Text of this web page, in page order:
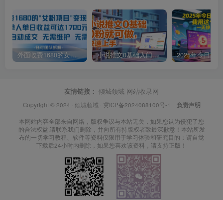
外面收费1680的女粉项目变现，单人单日收益可达1.7k，全自动成交无需维护 小说推文0基础入门教程，0粉就可做，快速上手
友情链接： 倾城领域 网站收录网
Copyright © 2024 · 倾城领域 · 冀ICP备2024088100号-1 · 负责声明
本网站内容全部来自网络，版权争议与本站无关，如果您认为侵犯了您
的合法权益,请联系我们删除，并向所有持版权者致最深歉意！本站所发
布的一切学习教程、软件等资料仅限用于学习体验和研究目的；请自觉
下载后24小时内删除，如果您喜欢该资料，请支持正版！